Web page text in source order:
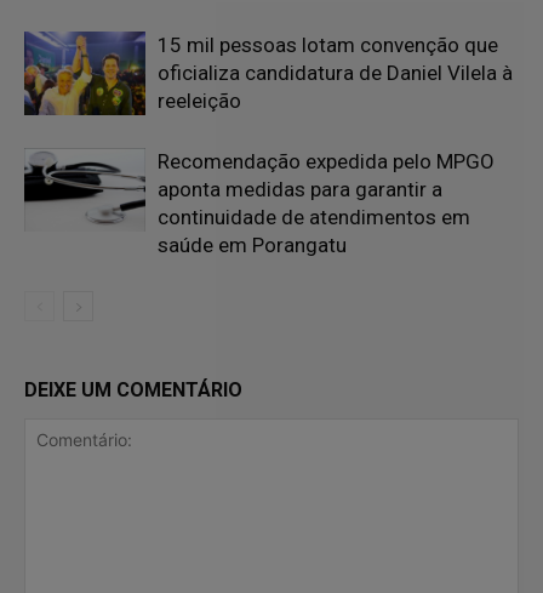
15 mil pessoas lotam convenção que
oficializa candidatura de Daniel Vilela à
reeleição
Recomendação expedida pelo MPGO
aponta medidas para garantir a
continuidade de atendimentos em
saúde em Porangatu
DEIXE UM COMENTÁRIO